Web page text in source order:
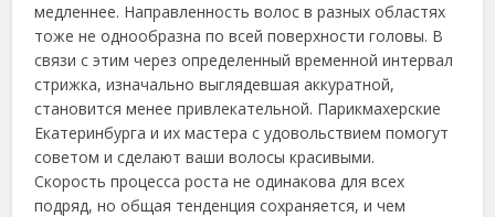
медленнее. Направленность волос в разных областях
тоже не однообразна по всей поверхности головы. В
связи с этим через определенный временной интервал
стрижка, изначально выглядевшая аккуратной,
становится менее привлекательной. Парикмахерские
Екатеринбурга и их мастера с удовольствием помогут
советом и сделают ваши волосы красивыми.
Скорость процесса роста не одинакова для всех
подряд, но общая тенденция сохраняется, и чем